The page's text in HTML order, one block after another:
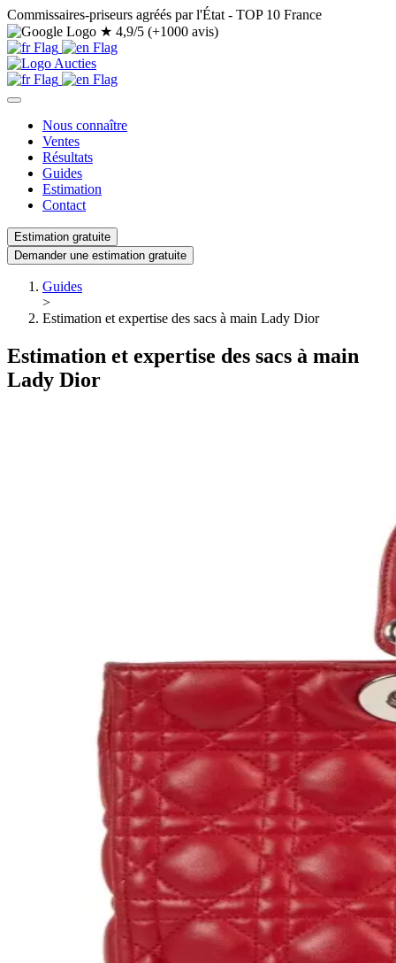
Commissaires-priseurs agréés par l'État - TOP 10 France
★ 4,9/5 (+1000 avis)
Nous connaître
Ventes
Résultats
Guides
Estimation
Contact
Estimation gratuite
Demander une estimation gratuite
Guides
>
Estimation et expertise des sacs à main Lady Dior
Estimation et expertise des sacs à main
Lady Dior